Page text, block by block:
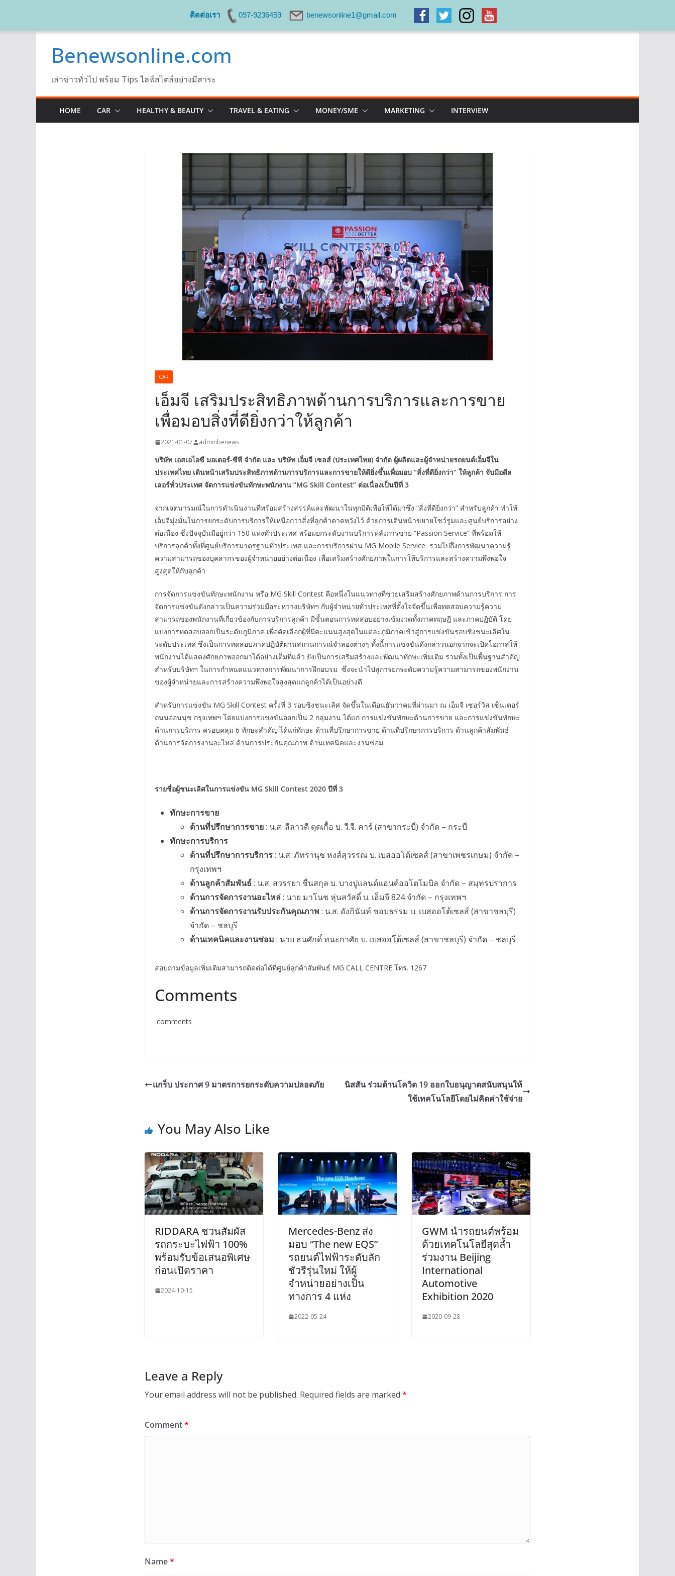
ติดต่อเรา 097-9236459 benewsonline1@gmail.com
contentBenewsonline.com
เล่าข่าวทั่วไป พร้อม Tips ไลฟ์สไตล์อย่างมีสาระ
HOME CAR HEALTHY & BEAUTY TRAVEL & EATING MONEY/SME MARKETING INTERVIEW
CAR
เอ็มจี เสริมประสิทธิภาพด้านการบริการและการขาย
เพื่อมอบสิ่งที่ดียิ่งกว่าให้ลูกค้า
2021-01-07 adminbenews
บริษัท เอสเอไอซี มอเตอร์-ซีพี จำกัด และ บริษัท เอ็มจี เซลส์ (ประเทศไทย) จำกัด ผู้ผลิตและผู้จำหน่ายรถยนต์เอ็มจีใน
ประเทศไทย เดินหน้าเสริมประสิทธิภาพด้านการบริการและการขายให้ดียิ่งขึ้นเพื่อมอบ “สิ่งที่ดียิ่งกว่า” ให้ลูกค้า จับมือดีล
เลอร์ทั่วประเทศ จัดการแข่งขันทักษะพนักงาน “MG Skill Contest” ต่อเนื่องเป็นปีที่ 3
จากเจตนารมณ์ในการดำเนินงานที่พร้อมสร้างสรรค์และพัฒนาในทุกมิติเพื่อให้ได้มาซึ่ง “สิ่งที่ดียิ่งกว่า” สำหรับลูกค้า ทำให้
เอ็มจีมุ่งมั่นในการยกระดับการบริการให้เหนือกว่าสิ่งที่ลูกค้าคาดหวังไว้ ด้วยการเดินหน้าขยายโชว์รูมและศูนย์บริการอย่าง
ต่อเนื่อง ซึ่งปัจจุบันมีอยู่กว่า 150 แห่งทั่วประเทศ พร้อมยกระดับงานบริการหลังการขาย “Passion Service” ที่พร้อมให้
บริการลูกค้าทั้งที่ศูนย์บริการมาตรฐานทั่วประเทศ และการบริการผ่าน MG Mobile Service รวมไปถึงการพัฒนาความรู้
ความสามารถของบุคลากรของผู้จำหน่ายอย่างต่อเนื่อง เพื่อเสริมสร้างศักยภาพในการให้บริการและสร้างความพึงพอใจ
สูงสุดให้กับลูกค้า
การจัดการแข่งขันทักษะพนักงาน หรือ MG Skill Contest คือหนึ่งในแนวทางที่ช่วยเสริมสร้างศักยภาพด้านการบริการ การ
จัดการแข่งขันดังกล่าวเป็นความร่วมมือระหว่างบริษัทฯ กับผู้จำหน่ายทั่วประเทศที่ตั้งใจจัดขึ้นเพื่อทดสอบความรู้ความ
สามารถของพนักงานที่เกี่ยวข้องกับการบริการลูกค้า มีขั้นตอนการทดสอบอย่างเข้มงวดทั้งภาคทฤษฎี และภาคปฏิบัติ โดย
แบ่งการทดสอบออกเป็นระดับภูมิภาค เพื่อคัดเลือกผู้ที่มีคะแนนสูงสุดในแต่ละภูมิภาคเข้าสู่การแข่งขันรอบชิงชนะเลิศใน
ระดับประเทศ ซึ่งเป็นการทดสอบภาคปฏิบัติผ่านสถานการณ์จำลองต่างๆ ทั้งนี้การแข่งขันดังกล่าวนอกจากจะเปิดโอกาสให้
พนักงานได้แสดงศักยภาพออกมาได้อย่างเต็มที่แล้ว ยังเป็นการเสริมสร้างและพัฒนาทักษะเพิ่มเติม รวมทั้งเป็นพื้นฐานสำคัญ
สำหรับบริษัทฯ ในการกำหนดแนวทางการพัฒนาการฝึกอบรม ซึ่งจะนำไปสู่การยกระดับความรู้ความสามารถของพนักงาน
ของผู้จำหน่ายและการสร้างความพึงพอใจสูงสุดแก่ลูกค้าได้เป็นอย่างดี
สำหรับการแข่งขัน MG Skill Contest ครั้งที่ 3 รอบชิงชนะเลิศ จัดขึ้นในเดือนธันวาคมที่ผ่านมา ณ เอ็มจี เซอร์วิส เซ็นเตอร์
ถนนอ่อนนุช กรุงเทพฯ โดยแบ่งการแข่งขันออกเป็น 2 กลุ่มงาน ได้แก่ การแข่งขันทักษะด้านการขาย และการแข่งขันทักษะ
ด้านการบริการ ครอบคลุม 6 ทักษะสำคัญ ได้แก่ทักษะ ด้านที่ปรึกษาการขาย ด้านที่ปรึกษาการบริการ ด้านลูกค้าสัมพันธ์
ด้านการจัดการงานอะไหล่ ด้านการประกันคุณภาพ ด้านเทคนิคและงานซ่อม
รายชื่อผู้ชนะเลิศในการแข่งขัน MG Skill Contest 2020 ปีที่ 3
ทักษะการขาย
ด้านที่ปรึกษาการขาย: น.ส. ลีลาวดี ตุดเกื้อ บ. วี.จี. คาร์ (สาขากระบี่) จำกัด – กระบี่
ทักษะการบริการ
ด้านที่ปรึกษาการบริการ: น.ส. ภัทรานุช หงส์สุวรรณ บ. เบสออโต้เซลส์ (สาขาเพชรเกษม) จำกัด –
กรุงเทพฯ
ด้านลูกค้าสัมพันธ์: น.ส. สวรรยา ชื่นสกุล บ. บางปูแลนด์แอนด์ออโตโมบิล จำกัด – สมุทรปราการ
ด้านการจัดการงานอะไหล่: นาย มาโนช หุ่นสวัสดิ์ บ. เอ็มจี 824 จำกัด – กรุงเทพฯ
ด้านการจัดการงานรับประกันคุณภาพ : น.ส. อังกินันท์ ชอบธรรม บ. เบสออโต้เซลส์ (สาขาชลบุรี)
จำกัด – ชลบุรี
ด้านเทคนิคและงานซ่อม : นาย ธนศักดิ์ ทนะกาศัย บ. เบสออโต้เซลส์ (สาขาชลบุรี) จำกัด – ชลบุรี
สอบถามข้อมูลเพิ่มเติมสามารถติดต่อได้ที่ศูนย์ลูกค้าสัมพันธ์ MG CALL CENTRE โทร. 1267
Comments
comments
แกร็บ ประกาศ 9 มาตรการยกระดับความปลอดภัย
นิสสัน ร่วมต้านโควิด 19 ออกใบอนุญาตสนับสนุนให้
ใช้เทคโนโลยีโดยไม่คิดค่าใช้จ่าย
You May Also Like
RIDDARA ชวนสัมผัส
รถกระบะไฟฟ้า 100%
พร้อมรับข้อเสนอพิเศษ
ก่อนเปิดราคา
2024-10-15
Mercedes-Benz ส่ง
มอบ “The new EQS”
รถยนต์ไฟฟ้าระดับลัก
ชัวรีรุ่นใหม่ ให้ผู้
จำหน่ายอย่างเป็น
ทางการ 4 แห่ง
2022-05-24
GWM นำรถยนต์พร้อม
ด้วยเทคโนโลยีสุดล้ำ
ร่วมงาน Beijing
International
Automotive
Exhibition 2020
2020-09-28
Leave a Reply
Your email address will not be published. Required fields are marked *
Comment*
Name*